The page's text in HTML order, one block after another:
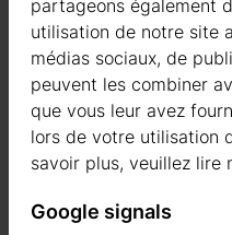
Vous avez la possibilité
jours suivant la livraison et
le montant de la commande,
et des frais administratifs.
Pour plus d’informations ou
nous vous invitons à
numéro 0367390015 ou par
Nous serons heureux de
partageons également
utilisation de notre site
médias sociaux, de
peuvent les combiner
que vous leur avez
lors de votre utilisation
savoir plus, veuillez lire
Google signals